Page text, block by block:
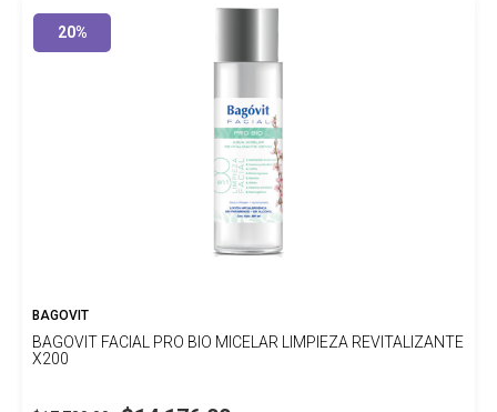
20%
BAGOVIT
BAGOVIT FACIAL PRO BIO MICELAR LIMPIEZA REVITALIZANTE
X200